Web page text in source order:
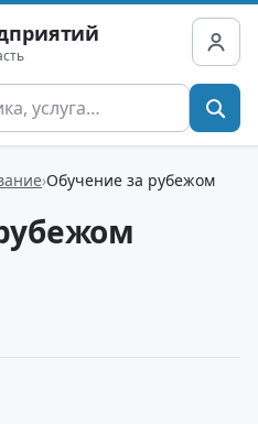
Обучение за рубежом